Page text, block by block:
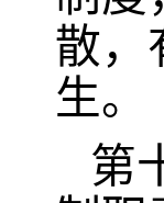
散，
生。
第